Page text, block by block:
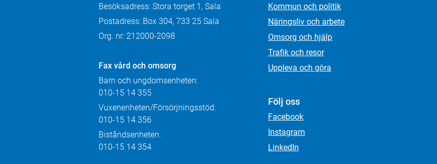
Besöksadress: Stora torget 1, Sala
Postadress: Box 304, 733 25 Sala
Org. nr: 212000-2098
Fax vård och omsorg
Barn och ungdomsenheten:
010-15 14 355
Vuxenenheten/Försörjningsstöd:
010-15 14 356
Biståndsenheten:
010-15 14 354
Kommun och politik
Näringsliv och arbete
Omsorg och hjälp
Trafik och resor
Uppleva och göra
Följ oss
Facebook
Instagram
LinkedIn